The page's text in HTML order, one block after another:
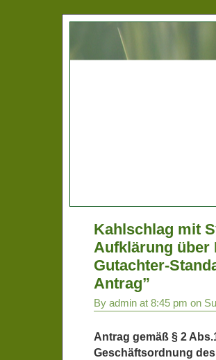
Kahlschlag mit
Aufklärung über
Gutachter-
Antrag”
By admin at 8:45 pm on
Antrag gemäß § 2
Geschäftsordnung